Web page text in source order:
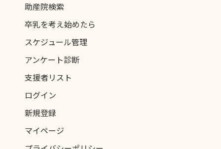
助産院検索
卒乳を考え始めたら
スケジュール管理
アンケート診断
支援者リスト
ログイン
新規登録
マイページ